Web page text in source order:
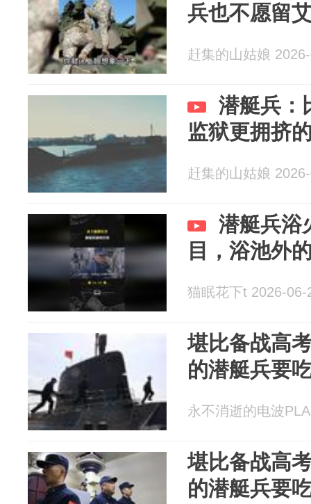
兵也不愿留
赶集的山姑娘
潜艇兵：
监狱更拥挤
赶集的山姑娘
潜艇兵浴
目，浴池外
猫眠花下t 2026-06-
堪比备战高
的潜艇兵要
永不消逝的电波
堪比备战高
的潜艇兵要